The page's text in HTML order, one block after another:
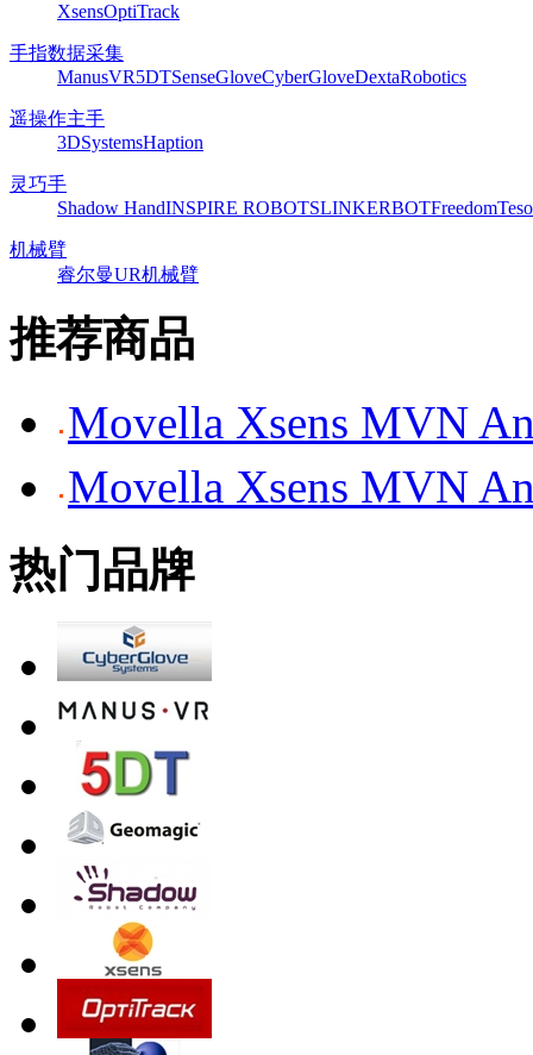
XsensOptiTrack
手指数据采集
ManusVR5DTSenseGloveCyberGloveDextaRobotics
遥操作主手
3DSystemsHaption
灵巧手
Shadow HandINSPIRE ROBOTSLINKERBOTFreedom
机械臂
睿尔曼UR机械臂
推荐商品
Movella Xsens MVN
Movella Xsens MVN
热门品牌